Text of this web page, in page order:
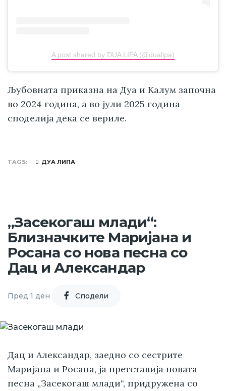
A post shared by DUA LIPA (@dualipa)
Љубовната приказна на Дуа и Калум започна
во 2024 година, а во јули 2025 година
споделија дека се вериле.
TAGS ДУА ЛИПА
„Засекогаш млади“:
Близначките Маријана и
Росана со нова песна со
Дац и Александар
Пред 1 ден Cподели
Дац и Александар, заедно со сестрите
Маријана и Росана, ја претставија новата
песна „Засекогаш млади“, придружена со